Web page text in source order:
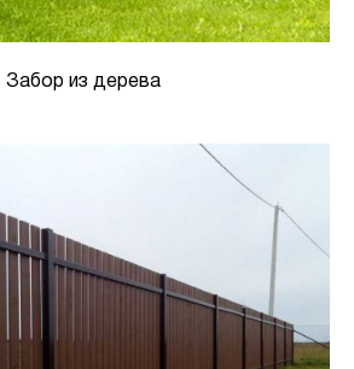
Забор из дерева